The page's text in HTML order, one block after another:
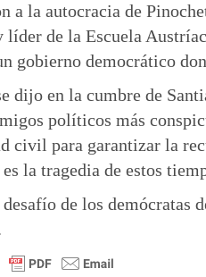
a la autocracia de
líder de la Escuela
gobierno democrático
dijo en la cumbre de
políticos más
civil para garantizar la
la tragedia de estos
de los demócratas